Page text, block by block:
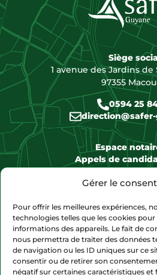
Gérer le
Pour offrir les meilleures expériences,
technologies telles que les cookies
informations des appareils. Le fait de
nous permettra de traiter des données
de navigation ou les ID uniques sur ce
consentir ou de retirer son
négatif sur certaines caractéristiques et
Siège
1 avenue des Jardins
97355
0594 25
Espace
Appels de
Biens
Nous